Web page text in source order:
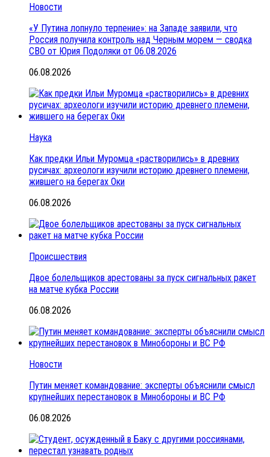
Новости
«У Путина лопнуло терпение»: на Западе заявили, что
Россия получила контроль над Черным морем — сводка
СВО от Юрия Подоляки от 06.08.2026
06.08.2026
Наука
Как предки Ильи Муромца «растворились» в древних
русичах: археологи изучили историю древнего племени,
жившего на берегах Оки
06.08.2026
Происшествия
Двое болельщиков арестованы за пуск сигнальных ракет
на матче кубка России
06.08.2026
Новости
Путин меняет командование: эксперты объяснили смысл
крупнейших перестановок в Минобороны и ВС РФ
06.08.2026